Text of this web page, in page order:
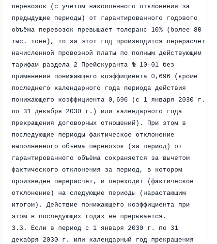
перевозок (с учётом накопленного отклонения за
предыдущие периоды) от гарантированного годового
объёма перевозок превышает толеранс 10% (более 80
тыс. тонн), то за этот год производится перерасчёт
начисленной провозной платы по полным действующим
тарифам раздела 2 Прейскуранта № 10-01 без
применения понижающего коэффициента 0,696 (кроме
последнего календарного года периода действия
понижающего коэффициента 0,696 (с 1 января 2030 г .
по 31 декабря 2030 г .) или календарного года
прекращения договорных отношений). При этом в
последующие периоды фактическое отклонение
выполненного объёма перевозок (за период) от
гарантированного объёма сохраняется за вычетом
фактического отклонения за период, в котором
произведен перерасчёт, и переходит (фактическое
отклонение) на следующие периоды (нарастающим
итогом). Действие понижающего коэффициента при
этом в последующих годах не прерывается.
3.3. Если в период с 1 января 2030 г . по 31
декабря 2030 г . или календарный год прекращения